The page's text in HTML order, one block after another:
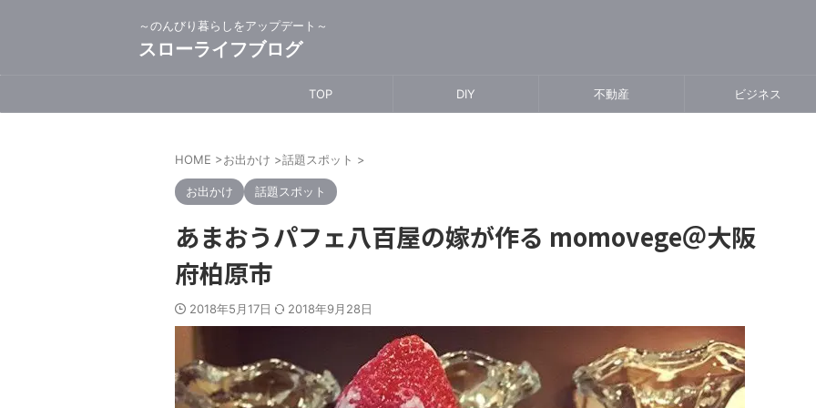
～のんびり暮らしをアップデート～
スローライフブログ
TOP DIY 不動産 ビジネス
HOME >お出かけ >話題スポット >
お出かけ 話題スポット
あまおうパフェ八百屋の嫁が作る momovege＠大阪
府柏原市
2018年5月17日 2018年9月28日